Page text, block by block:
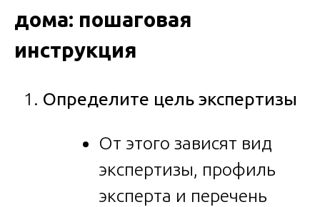
дома: пошаговая
инструкция
Определите цель экспертизы
От этого зависят вид
экспертизы, профиль
эксперта и перечень